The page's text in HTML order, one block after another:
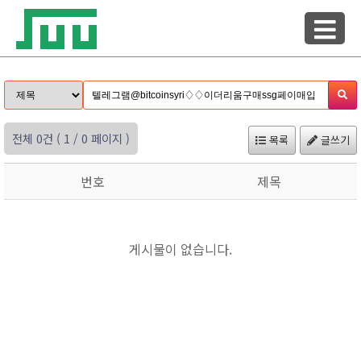
전체 0건 ( 1 / 0 페이지 ) 목록 글쓰기
번호 제목
게시물이 없습니다.